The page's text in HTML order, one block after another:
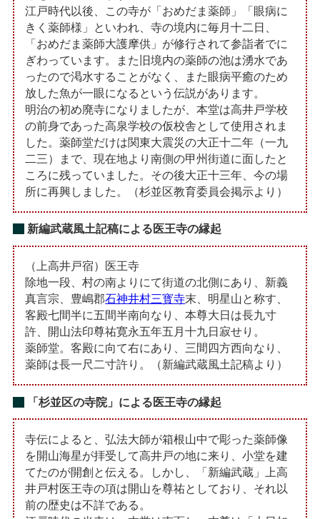
江戸時代以後、この寺が「おめだま薬師」「眼病に
きく薬師様」といわれ、寺の境内に毎月十二日、
「おめだま薬師大護摩供」が修行されて参詣者でに
ぎわっています。また旧境内の薬師の池は湧水であ
ったので渇水することがなく、また眼病平癒のため
放した魚が一眼になるという伝説があります。
明治の初め廃寺になりましたが、本堂は高井戸学校
の前身であった高泉学校の仮校舎として使用されま
した。薬師堂だけは関東大震災の大正十二年（一九
二三）まで、現在地より南側の甲州街道に面したと
ころに残っていました。その後大正十三年、今の場
所に再興しました。（杉並区教育委員会掲示より）
新編武蔵風土記稿による医王寺の縁起
（上高井戸宿）医王寺
除地一段、村の南よりにて街道の北側にあり、新義
真言宗、豊嶋郡石神井村三寳寺末、明星山と称す、
客殿七間半に五間半南向なり、本尊大日は長九寸
許、開山法印尊祐寛永五年五月十九日寂せり。
薬師堂。客殿に向て右にあり、三間四方西向なり、
薬師は長一尺二寸許り。（新編武蔵風土記稿より）
「杉並区の寺院」による医王寺の縁起
寺伝によると、弘法大師が箱根山中で彫った薬師像
を開山海星が拝受して高井戸の地に来り、小堂を建
てたのが開創と伝える。しかし、「新編武蔵」上高
井戸村医王寺の項は開山を尊祐としており、それ以
前の歴史は不詳である。